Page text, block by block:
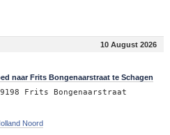
10 August 2026
naar Frits Bongenaarstraat te Schagen
Frits Bongenaarstraat
Noord